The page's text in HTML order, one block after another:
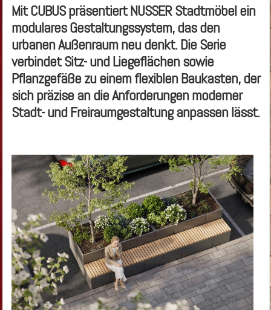
Mit CUBUS präsentiert NUSSER Stadtmöbel ein
modulares Gestaltungssystem, das den
urbanen Außenraum neu denkt. Die Serie
verbindet Sitz- und Liegeflächen sowie
Pflanzgefäße zu einem flexiblen Baukasten, der
sich präzise an die Anforderungen moderner
Stadt- und Freiraumgestaltung anpassen lässt.